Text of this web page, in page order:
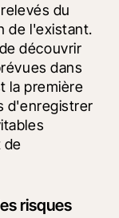
du
de l'existant.
découvrir
dans
la première
d'enregistrer
de
risques